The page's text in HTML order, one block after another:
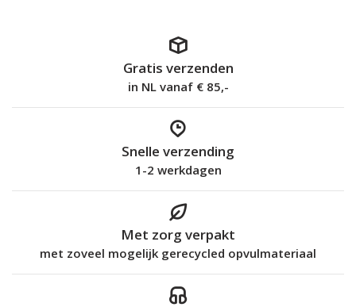
Gratis verzenden
in NL vanaf € 85,-
Snelle verzending
1-2 werkdagen
Met zorg verpakt
met zoveel mogelijk gerecycled opvulmateriaal